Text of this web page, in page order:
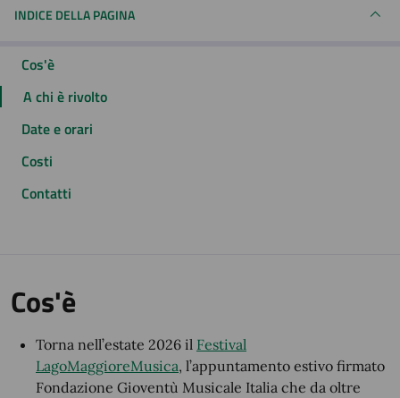
INDICE DELLA PAGINA
Cos'è
A chi è rivolto
Date e orari
Costi
Contatti
Cos'è
Torna nell’estate 2026 il Festival
LagoMaggioreMusica, l’appuntamento estivo firmato
Fondazione Gioventù Musicale Italia che da oltre